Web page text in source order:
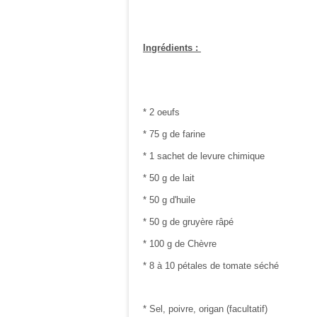
Ingrédients :
* 2 oeufs
* 75 g de farine
* 1 sachet de levure chimique
* 50 g de lait
* 50 g d'huile
* 50 g de gruyère râpé
* 100 g de Chèvre
* 8 à 10 pétales de tomate séché
* Sel, poivre, origan (facultatif)